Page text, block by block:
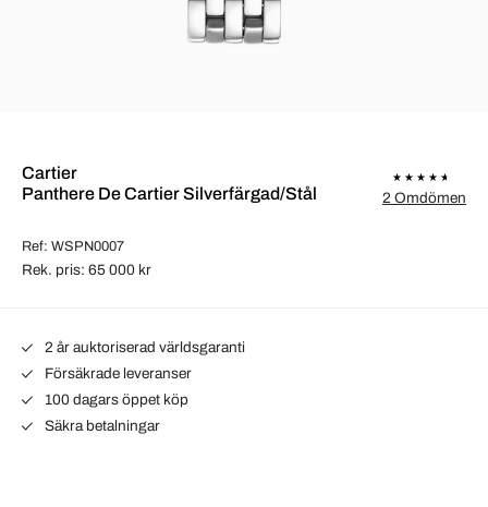
Cartier
Panthere De Cartier Silverfärgad/Stål
Ref: WSPN0007
2 Omdömen
Rek. pris: 65 000 kr
2 år auktoriserad världsgaranti
Försäkrade leveranser
100 dagars öppet köp
Säkra betalningar